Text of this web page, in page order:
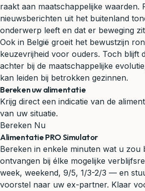
raakt aan maatschappelijke waarden.
nieuwsberichten uit het buitenland
onderwerp leeft en dat er beweging
Ook in België groeit het bewustzijn
keuzevrijheid voor ouders. Toch blijft
achter bij de maatschappelijke
kan leiden bij betrokken gezinnen.
Bereken uw alimentatie
Krijg direct een indicatie van de
van uw situatie.
Bereken Nu
Alimentatie PRO Simulator
Bereken in enkele minuten wat u zou
ontvangen bij élke mogelijke
week, weekend, 9/5, 1/3-2/3 — en
voorstel naar uw ex-partner. Klaar